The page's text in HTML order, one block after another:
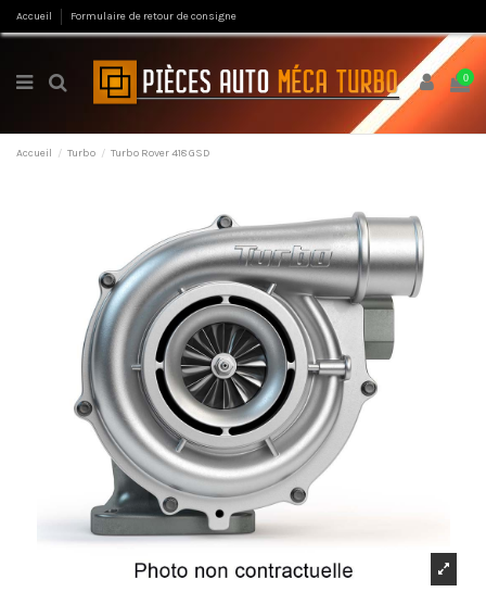
Accueil Formulaire de retour de consigne
0
Accueil Turbo Turbo Rover 418 GSD